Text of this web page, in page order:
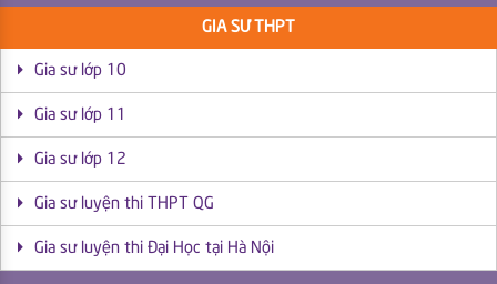
GIA SƯ THPT
Gia sư lớp 10
Gia sư lớp 11
Gia sư lớp 12
Gia sư luyện thi THPT QG
Gia sư luyện thi Đại Học tại Hà Nội